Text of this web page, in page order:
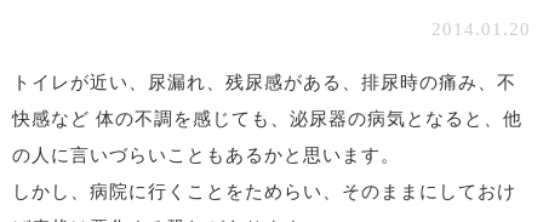
2014.01.20
トイレが近い、尿漏れ、残尿感がある、排尿時の痛み、不
快感など 体の不調を感じても、泌尿器の病気となると、他
の人に言いづらいこともあるかと思います。
しかし、病院に行くことをためらい、そのままにしておけ